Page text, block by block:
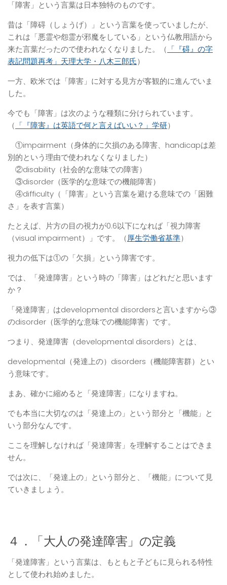
「障害」という言葉は日本独特のものです。
昔は「障碍（しょうげ）」という言葉を使っていましたが、
これは「悪霊や怨霊が邪魔をしている」という仏教用語から
来た言葉だったので使われなくなりました。（ 「『碍』の字
表記問題再考」天理大学・八木三郎氏）
一方、欧米では「障害」に対する見方が客観的に進んでいま
した。
今でも「障害」は次のような種類に分けられています。
（ 「『障害』は英語で何と言えばいい？」学研）
①impairment（身体的に欠損のある障害、handicapは差
別的という理由で使われなくなりました）
②disability（社会的な意味での障害）
③disorder（医学的な意味での機能障害）
④difficulty（「障害」という言葉を避ける意味での「困難
さ」を表す言葉）
たとえば、片方の目の視力が0.6以下になれば「視力障害
（visual impairment）」です。（厚生労働省基準）
視力の低下は①の「欠損」という障害です。
では、「発達障害」という時の「障害」はどれだと思います
か？
「発達障害」はdevelopmental disordersと言いますから③
のdisorder（医学的な意味での機能障害）です。
つまり、発達障害（developmental disorders）とは、
developmental（発達上の）disorders（機能障害群）とい
う意味です。
まあ、確かに縮めると「発達障害」になりますね。
でも本当に大切なのは「発達上の」という部分と「機能」と
いう部分なんです。
ここを理解しなければ「発達障害」を理解することはできま
せん。
では次に、「発達上の」という部分と、「機能」について見
ていきましょう。
４．「大人の発達障害」の定義
「発達障害」という言葉は、もともと子どもに見られる特性
として使われ始めました。